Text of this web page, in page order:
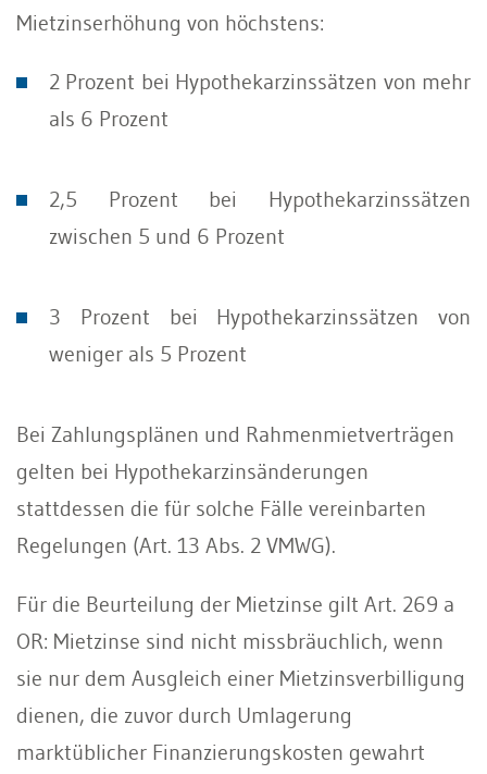
Mietzinserhöhung von höchstens:
2 Prozent bei Hypothekarzinssätzen von mehr
als 6 Prozent
2,5 Prozent bei Hypothekarzinssätzen
zwischen 5 und 6 Prozent
3 Prozent bei Hypothekarzinssätzen von
weniger als 5 Prozent
Bei Zahlungsplänen und Rahmenmietverträgen
gelten bei Hypothekarzinsänderungen
stattdessen die für solche Fälle vereinbarten
Regelungen (Art. 13 Abs. 2 VMWG).
Für die Beurteilung der Mietzinse gilt Art. 269 a
OR: Mietzinse sind nicht missbräuchlich, wenn
sie nur dem Ausgleich einer Mietzinsverbilligung
dienen, die zuvor durch Umlagerung
marktüblicher Finanzierungskosten ge­wahrt